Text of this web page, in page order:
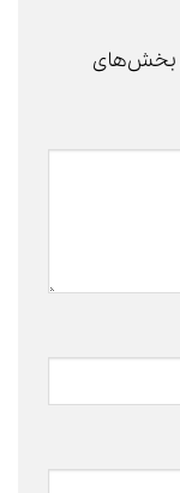
بخش‌های